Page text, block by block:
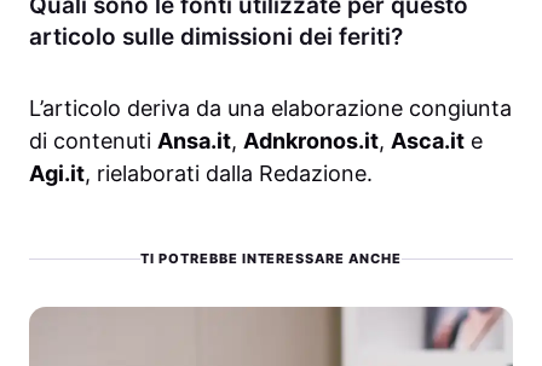
articolo sulle dimissioni dei feriti?
L’articolo deriva da una elaborazione congiunta
di contenuti Ansa.it, Adnkronos.it, Asca.it e
Agi.it, rielaborati dalla Redazione.
TI POTREBBE INTERESSARE ANCHE